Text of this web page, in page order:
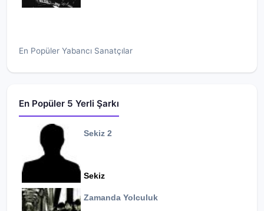
En Popüler Yabancı Sanatçılar
En Popüler 5 Yerli Şarkı
Sekiz 2
Sekiz
Zamanda Yolculuk